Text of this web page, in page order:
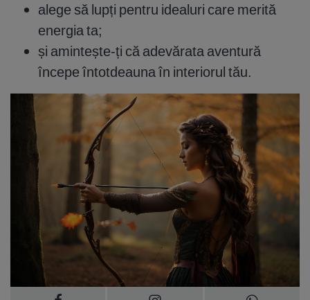
alege să lupți pentru idealuri care merită
energia ta;
și amintește-ți că adevărata aventură
începe întotdeauna în interiorul tău.